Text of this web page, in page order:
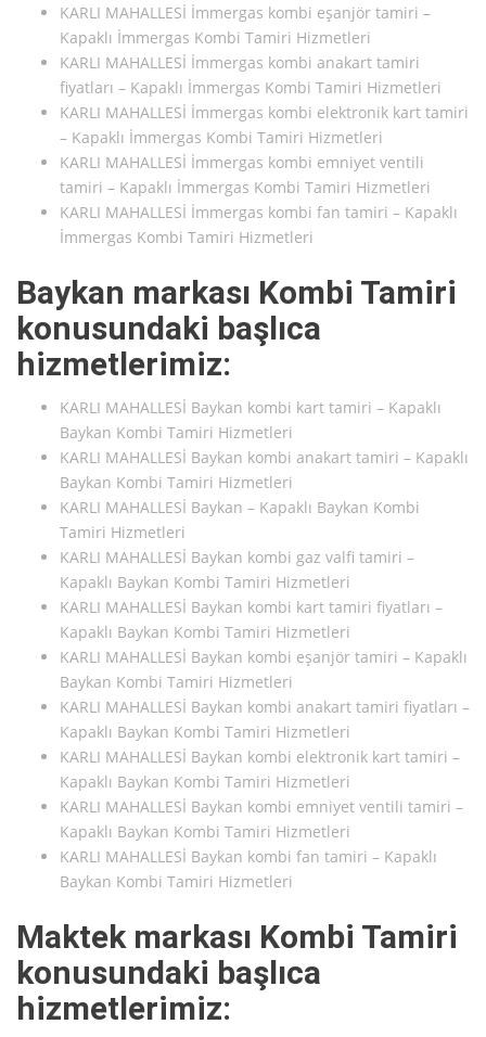
KARLI MAHALLESİ İmmergas kombi eşanjör tamiri –
Kapaklı İmmergas Kombi Tamiri Hizmetleri
KARLI MAHALLESİ İmmergas kombi anakart tamiri
fiyatları – Kapaklı İmmergas Kombi Tamiri Hizmetleri
KARLI MAHALLESİ İmmergas kombi elektronik kart tamiri
– Kapaklı İmmergas Kombi Tamiri Hizmetleri
KARLI MAHALLESİ İmmergas kombi emniyet ventili
tamiri – Kapaklı İmmergas Kombi Tamiri Hizmetleri
KARLI MAHALLESİ İmmergas kombi fan tamiri – Kapaklı
İmmergas Kombi Tamiri Hizmetleri
Baykan markası Kombi Tamiri
konusundaki başlıca
hizmetlerimiz:
KARLI MAHALLESİ Baykan kombi kart tamiri – Kapaklı
Baykan Kombi Tamiri Hizmetleri
KARLI MAHALLESİ Baykan kombi anakart tamiri – Kapaklı
Baykan Kombi Tamiri Hizmetleri
KARLI MAHALLESİ Baykan – Kapaklı Baykan Kombi
Tamiri Hizmetleri
KARLI MAHALLESİ Baykan kombi gaz valfi tamiri –
Kapaklı Baykan Kombi Tamiri Hizmetleri
KARLI MAHALLESİ Baykan kombi kart tamiri fiyatları –
Kapaklı Baykan Kombi Tamiri Hizmetleri
KARLI MAHALLESİ Baykan kombi eşanjör tamiri – Kapaklı
Baykan Kombi Tamiri Hizmetleri
KARLI MAHALLESİ Baykan kombi anakart tamiri fiyatları –
Kapaklı Baykan Kombi Tamiri Hizmetleri
KARLI MAHALLESİ Baykan kombi elektronik kart tamiri –
Kapaklı Baykan Kombi Tamiri Hizmetleri
KARLI MAHALLESİ Baykan kombi emniyet ventili tamiri –
Kapaklı Baykan Kombi Tamiri Hizmetleri
KARLI MAHALLESİ Baykan kombi fan tamiri – Kapaklı
Baykan Kombi Tamiri Hizmetleri
Maktek markası Kombi Tamiri
konusundaki başlıca
hizmetlerimiz: